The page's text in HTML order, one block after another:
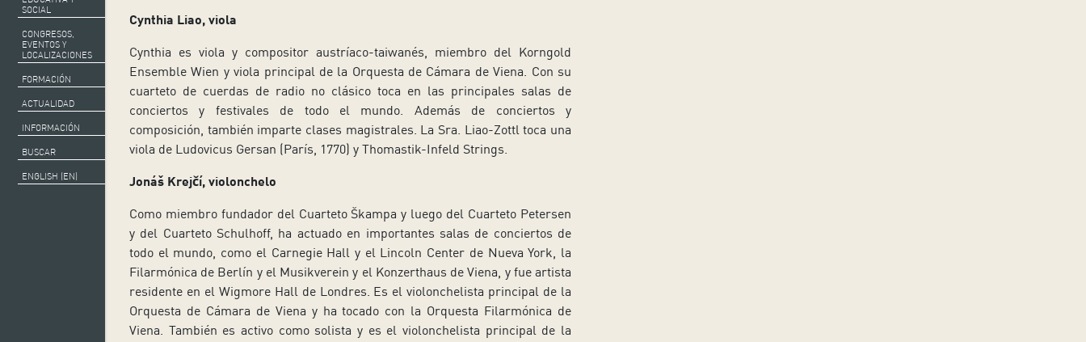
SOCIAL
CONGRESOS,
EVENTOS Y
LOCALIZACIONES
FORMACIÓN
ACTUALIDAD
INFORMACIÓN
BUSCAR
ENGLISH (EN)
Cynthia Liao, viola
Cynthia es viola y compositor austríaco-taiwanés, miembro del Korngold
Ensemble Wien y viola principal de la Orquesta de Cámara de Viena. Con su
cuarteto de cuerdas de radio no clásico toca en las principales salas de
conciertos y festivales de todo el mundo. Además de conciertos y
composición, también imparte clases magistrales. La Sra. Liao-Zottl toca una
viola de Ludovicus Gersan (París, 1770) y Thomastik-Infeld Strings.
Jonáš Krejčí, violonchelo
Como miembro fundador del Cuarteto Škampa y luego del Cuarteto Petersen
y del Cuarteto Schulhoff, ha actuado en importantes salas de conciertos de
todo el mundo, como el Carnegie Hall y el Lincoln Center de Nueva York, la
Filarmónica de Berlín y el Musikverein y el Konzerthaus de Viena, y fue artista
residente en el Wigmore Hall de Londres. Es el violonchelista principal de la
Orquesta de Cámara de Viena y ha tocado con la Orquesta Filarmónica de
Viena. También es activo como solista y es el violonchelista principal de la